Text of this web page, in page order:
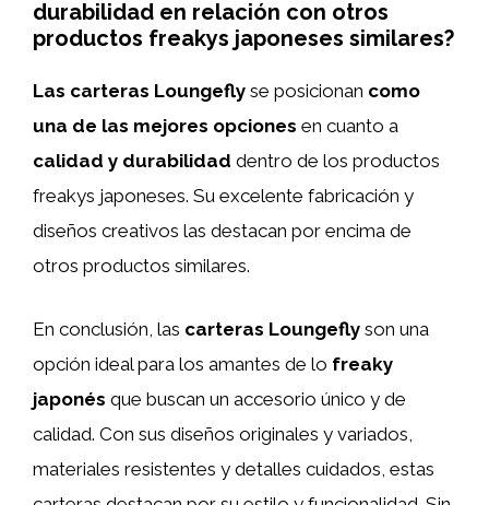
durabilidad en relación con otros
productos freakys japoneses similares?
Las carteras Loungefly se posicionan como
una de las mejores opciones en cuanto a
calidad y durabilidad dentro de los productos
freakys japoneses. Su excelente fabricación y
diseños creativos las destacan por encima de
otros productos similares.
En conclusión, las carteras Loungefly son una
opción ideal para los amantes de lo freaky
japonés que buscan un accesorio único y de
calidad. Con sus diseños originales y variados,
materiales resistentes y detalles cuidados, estas